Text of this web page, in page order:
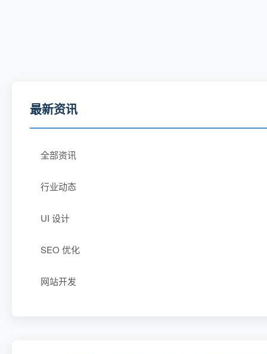
最新资讯
全部资讯
行业动态
UI 设计
SEO 优化
网站开发